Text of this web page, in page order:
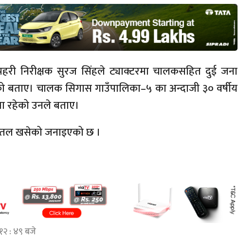
प्रहरी निरीक्षक सुरज सिंहले ट्याक्टरमा चालकसहित दुई जना
बताए। चालक सिगास गाउँपालिका–५ का अन्दाजी ३० वर्षीय
रहेको उनले बताए।
खसेको जनाइएको छ ।
: ४९ बजे